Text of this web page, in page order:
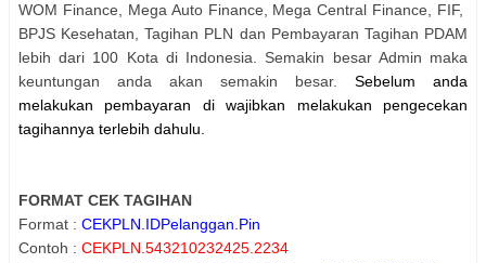
WOM Finance, Mega Auto Finance, Mega Central Finance, FIF,
BPJS Kesehatan, Tagihan PLN dan Pembayaran Tagihan PDAM
lebih dari 100 Kota di Indonesia. Semakin besar Admin maka
keuntungan anda akan semakin besar. Sebelum anda
melakukan pembayaran di wajibkan melakukan pengecekan
tagihannya terlebih dahulu.
FORMAT CEK TAGIHAN
Format : CEKPLN.IDPelanggan.Pin
Contoh : CEKPLN.543210232425.2234